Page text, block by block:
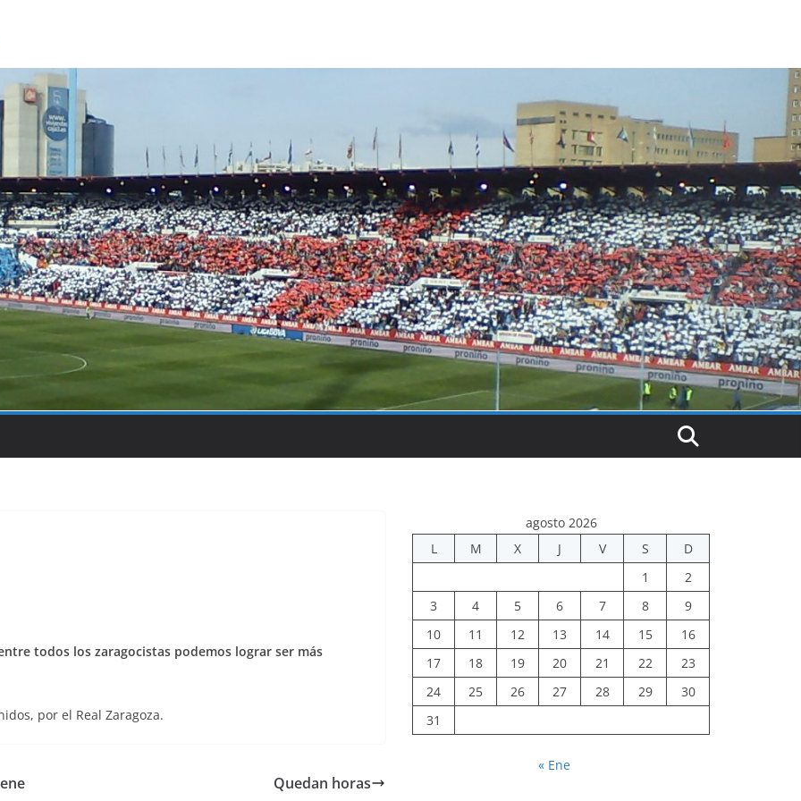
todos los zaragocistas podemos lograr ser más
por el Real Zaragoza.
Quedan horas
agosto 2026
L
M X J V S
D
1
2
3
4 5 6 7 8
9
10
11 12 13 14 15
16
17
18 19 20 21 22
23
24
25 26 27 28 29
30
31
« Ene